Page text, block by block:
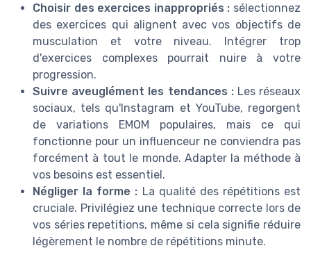
Choisir des exercices inappropriés : sélectionnez
des exercices qui alignent avec vos objectifs de
musculation et votre niveau. Intégrer trop
d'exercices complexes pourrait nuire à votre
progression.
Suivre aveuglément les tendances :Les réseaux
sociaux, tels qu'Instagram et YouTube, regorgent
de variations EMOM populaires, mais ce qui
fonctionne pour un influenceur ne conviendra pas
forcément à tout le monde. Adapter la méthode à
vos besoins est essentiel.
Négliger la forme : La qualité des répétitions est
cruciale. Privilégiez une technique correcte lors de
vos séries repetitions, même si cela signifie réduire
légèrement le nombre de répétitions minute.